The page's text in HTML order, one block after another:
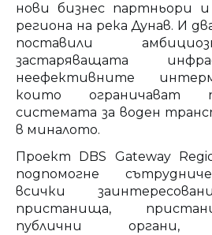
нови бизнес партньори
региона на река Дунав. И
поставили
застаряващата
неефективните
които ограничават
системата за воден
в миналото.
Проект DBS Gateway
подпомогне
всички
пристанища,
публични органи,